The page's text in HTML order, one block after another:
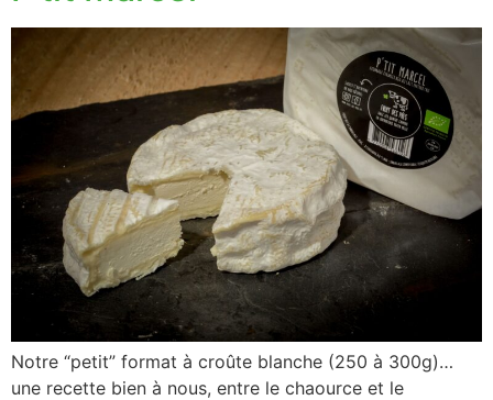
Notre “petit” format à croûte blanche (250 à 300g)…
une recette bien à nous, entre le chaource et le